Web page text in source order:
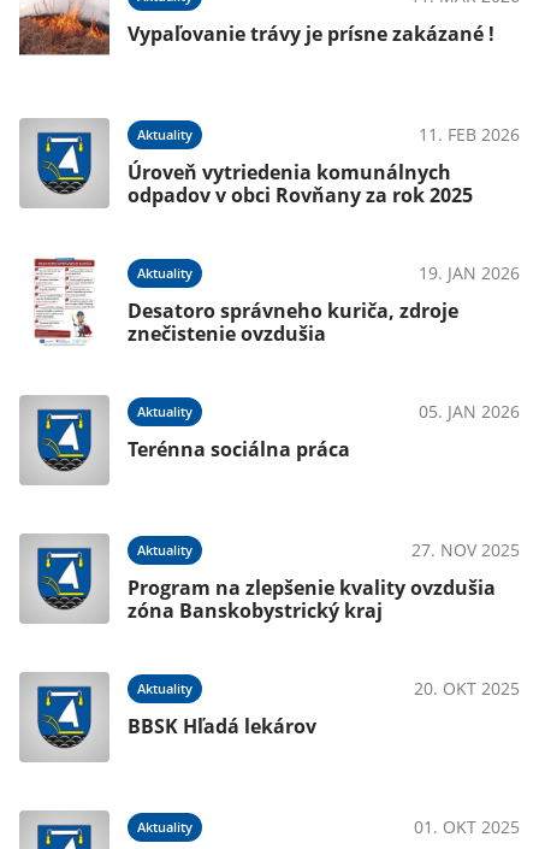
Vypaľovanie trávy je prísne zakázané !
Aktuality 11. FEB 2026
Úroveň vytriedenia komunálnych
odpadov v obci Rovňany za rok 2025
Aktuality 19. JAN 2026
Desatoro správneho kuriča, zdroje
znečistenie ovzdušia
Aktuality 05. JAN 2026
Terénna sociálna práca
Aktuality 27. NOV 2025
Program na zlepšenie kvality ovzdušia
zóna Banskobystrický kraj
Aktuality 20. OKT 2025
BBSK Hľadá lekárov
Aktuality 01. OKT 2025